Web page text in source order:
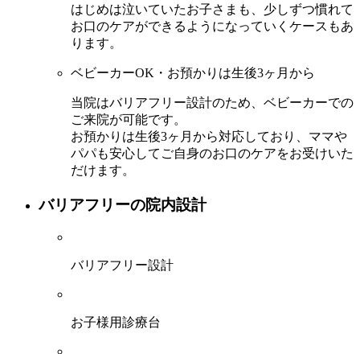
はじめは泣いていたお子さまも、少しずつ慣れて
お口のケアができるようになっていくケースもあ
ります。
ベビーカーOK・お預かりは生後3ヶ月から
当院はバリアフリー設計のため、ベビーカーでの
ご来院が可能です。
お預かりは生後3ヶ月から対応しており、ママや
パパも安心してご自身のお口のケアをお受けいた
だけます。
バリアフリーの院内設計
バリアフリー設計
お子様用診療台